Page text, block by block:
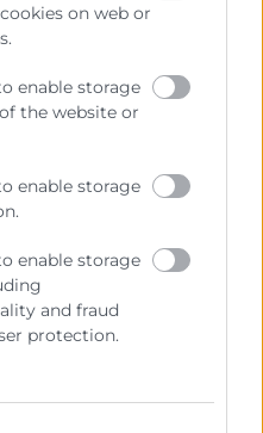
on web or
enable storage
the website or
enable storage
enable storage
and fraud
protection.
situamos a los
del desarrollo y